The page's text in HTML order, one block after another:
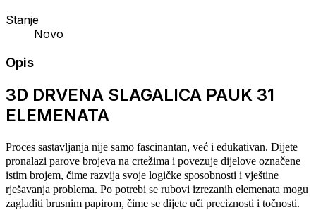
Stanje
Novo
Opis
3D DRVENA SLAGALICA PAUK 31
ELEMENATA
Proces sastavljanja nije samo fascinantan, već i edukativan. Dijete
pronalazi parove brojeva na crtežima i povezuje dijelove označene
istim brojem, čime razvija svoje logičke sposobnosti i vještine
rješavanja problema. Po potrebi se rubovi izrezanih elemenata mogu
zagladiti brusnim papirom, čime se dijete uči preciznosti i točnosti.